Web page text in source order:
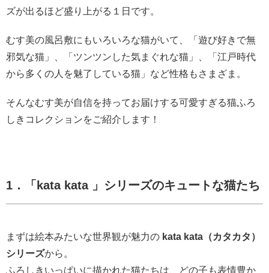
ズが出るほど盛り上がる１日です。
むす美の風呂敷にもいろいろな猫がいて、「遊び好きで無
邪気な猫」、「ツンツンした気まぐれな猫」、「江戸時代
から多くの人を魅了している猫」など性格もさまざま。
そんなむす美が自信を持ってお届けする可愛すぎる猫ふろ
しきコレクションをご紹介します！
1．「kata kata 」シリーズのキュートな猫たち
まずは絵本みたいな世界観が魅力の kata kata（カタカタ）
シリーズから。
ふろしきいっぱいに描かれた猫たちは、どの子も表情豊か